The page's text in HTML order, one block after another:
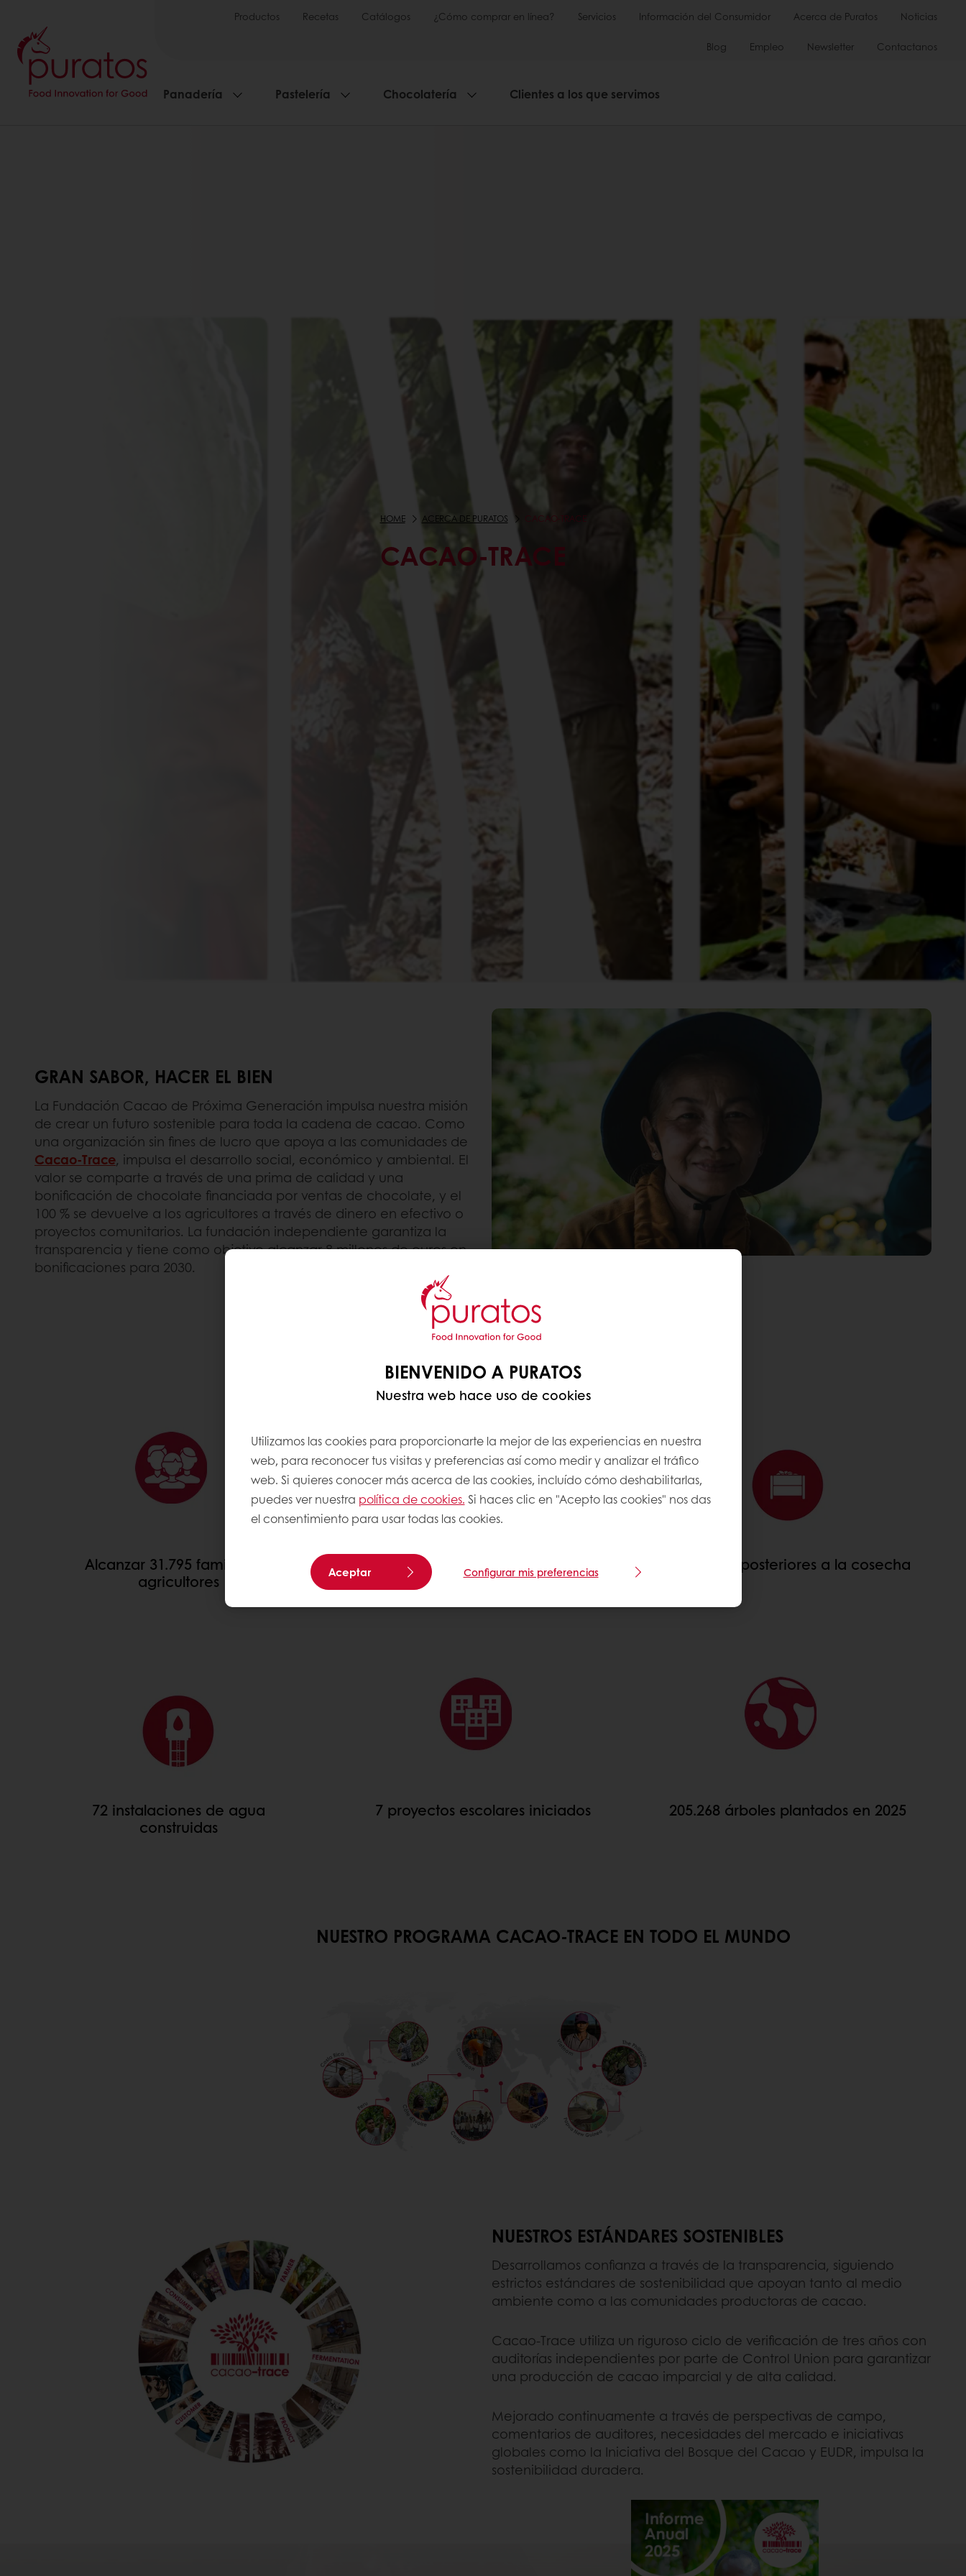
Productos Recetas Catálogos ¿Cómo comprar en línea? Servicios Información del Consumidor Acerca de Puratos Noticias
Blog Empleo Newsletter Contactanos
Panadería Pastelería Chocolatería Clientes a los que servimos
HOME ACERCA DE PURATOS CACAO-TRACE
CACAO-TRACE
GRAN SABOR, HACER EL BIEN
La Fundación Cacao de Próxima Generación impulsa nuestra misión
de crear un futuro sostenible para toda la cadena de cacao. Como
una organización sin fines de lucro que apoya a las comunidades de
Cacao-Trace, impulsa el desarrollo social, económico y ambiental. El
valor se comparte a través de una prima de calidad y una
bonificación de chocolate financiada por ventas de chocolate, y el
100 % se devuelve a los agricultores a través de dinero en efectivo o
proyectos comunitarios. La fundación independiente garantiza la
transparencia y tiene como objetivo alcanzar 8 millones de euros en
bonificaciones para 2030.
PROGRAMA CACAO-TRACE EN HECHOS Y CIFRAS
Alcanzar 31.795 familias de
agricultores
Bono de chocolate de 3,4 millones
de euros recolectado para nuestros
31 centros posteriores a la cosecha
72 instalaciones de agua
construidas
7 proyectos escolares iniciados 205.268 árboles plantados en 2025
NUESTRO PROGRAMA CACAO-TRACE EN TODO EL MUNDO
NUESTROS ESTÁNDARES SOSTENIBLES
Desarrollamos confianza a través de la transparencia, siguiendo
estrictos estándares de sostenibilidad que apoyan tanto al medio
ambiente como a las comunidades productoras de cacao.
Cacao-Trace utiliza un riguroso ciclo de verificación de tres años con
auditorías independientes por parte de Control Union para garantizar
una producción de cacao imparcial y de alta calidad.
Mejorado continuamente a través de perspectivas de campo,
comentarios de auditores, necesidades del mercado e iniciativas
globales como la Iniciativa del Bosque del Cacao y EUDR, impulsa la
sostenibilidad duradera.
BIENVENIDO A PURATOS
Nuestra web hace uso de cookies
Utilizamos las cookies para proporcionarte la mejor de las experiencias en nuestra
web, para reconocer tus visitas y preferencias así como medir y analizar el tráfico
web. Si quieres conocer más acerca de las cookies, incluído cómo deshabilitarlas,
puedes ver nuestra política de cookies. Si haces clic en "Acepto las cookies" nos das
el consentimiento para usar todas las cookies.
Aceptar Configurar mis preferencias